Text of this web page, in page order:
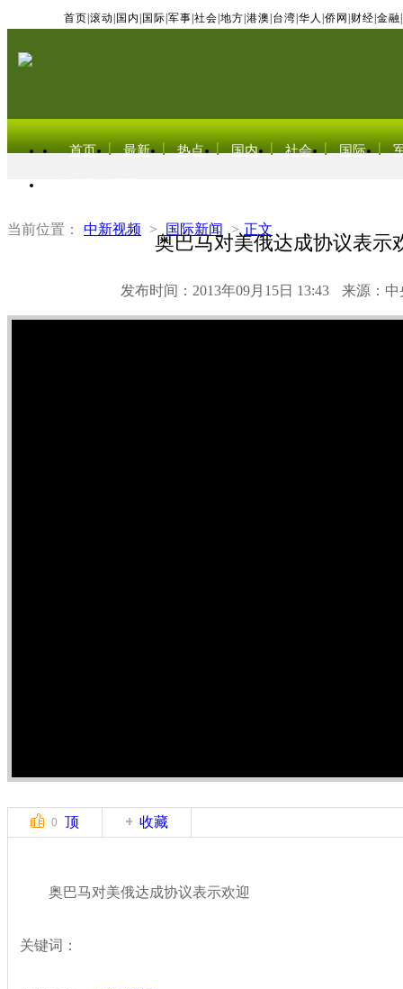
首页 滚动 国内 国际 军事 社会 地方 港澳 台湾 华人 侨网 财经 金融
首页 最新 热点 国内 社会 国际
当前位置： 中新视频 > 国际新闻 > 正文
奥巴马对美俄达成协议表示
发布时间：2013年09月15日 13:43 来源：中
0 顶 收藏
奥巴马对美俄达成协议表示欢迎
关键词：